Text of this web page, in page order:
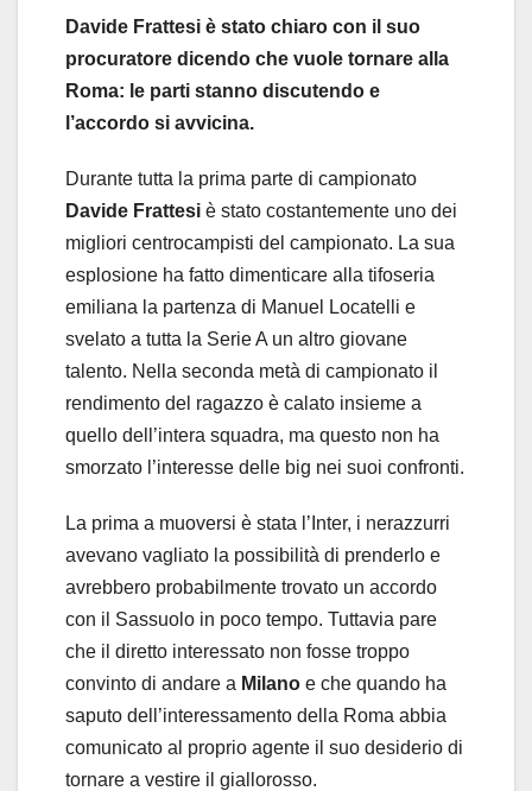
Davide Frattesi è stato chiaro con il suo
procuratore dicendo che vuole tornare alla
Roma: le parti stanno discutendo e
l’accordo si avvicina.
Durante tutta la prima parte di campionato
Davide Frattesi è stato costantemente uno dei
migliori centrocampisti del campionato. La sua
esplosione ha fatto dimenticare alla tifoseria
emiliana la partenza di Manuel Locatelli e
svelato a tutta la Serie A un altro giovane
talento. Nella seconda metà di campionato il
rendimento del ragazzo è calato insieme a
quello dell’intera squadra, ma questo non ha
smorzato l’interesse delle big nei suoi confronti.
La prima a muoversi è stata l’Inter, i nerazzurri
avevano vagliato la possibilità di prenderlo e
avrebbero probabilmente trovato un accordo
con il Sassuolo in poco tempo. Tuttavia pare
che il diretto interessato non fosse troppo
convinto di andare a Milano e che quando ha
saputo dell’interessamento della Roma abbia
comunicato al proprio agente il suo desiderio di
tornare a vestire il giallorosso.